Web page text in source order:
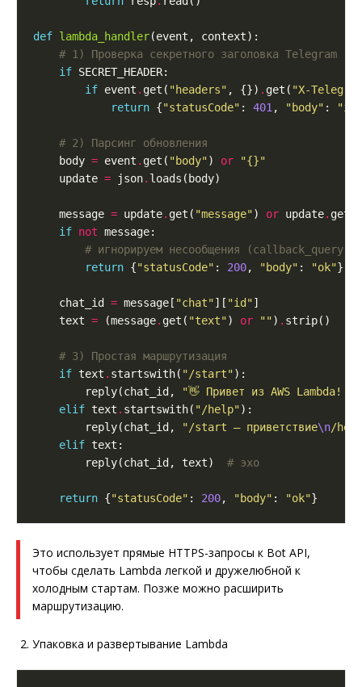
def lambda_handler
# 1) Проверка секретного заголовка Telegram
if
if event . get( "headers" , {}) . get( "X-
return {"statusCode" : 401 , "body" :
# 2) Парсинг обновления
    body
= event . get( "body") or "{}"
    update
= json.
    message
= update. get( "message") or update. get(
if not
# игнорируем несообщения
return {"statusCode" : 200, "body" : "ok"
    chat_id
= message[ "chat"][ "id"
    text
= (message. get( "text") or "") .
# 3) Простая маршрутизация
if text . startswith( "/start"
        reply(chat_id,
"👋 Привет из AWS Lambda!
elif text . startswith( "/help"
        reply(chat_id,
"/start – приветствие\n/
elif
        reply(chat_id, text)
# эхо
return {"statusCode" : 200, "body" : "ok"
Это использует прямые HTTPS-запросы к Bot API,
чтобы сделать Lambda легкой и дружелюбной к
холодным стартам. Позже можно расширить
маршрутизацию.
Упаковка и развертывание Lambda